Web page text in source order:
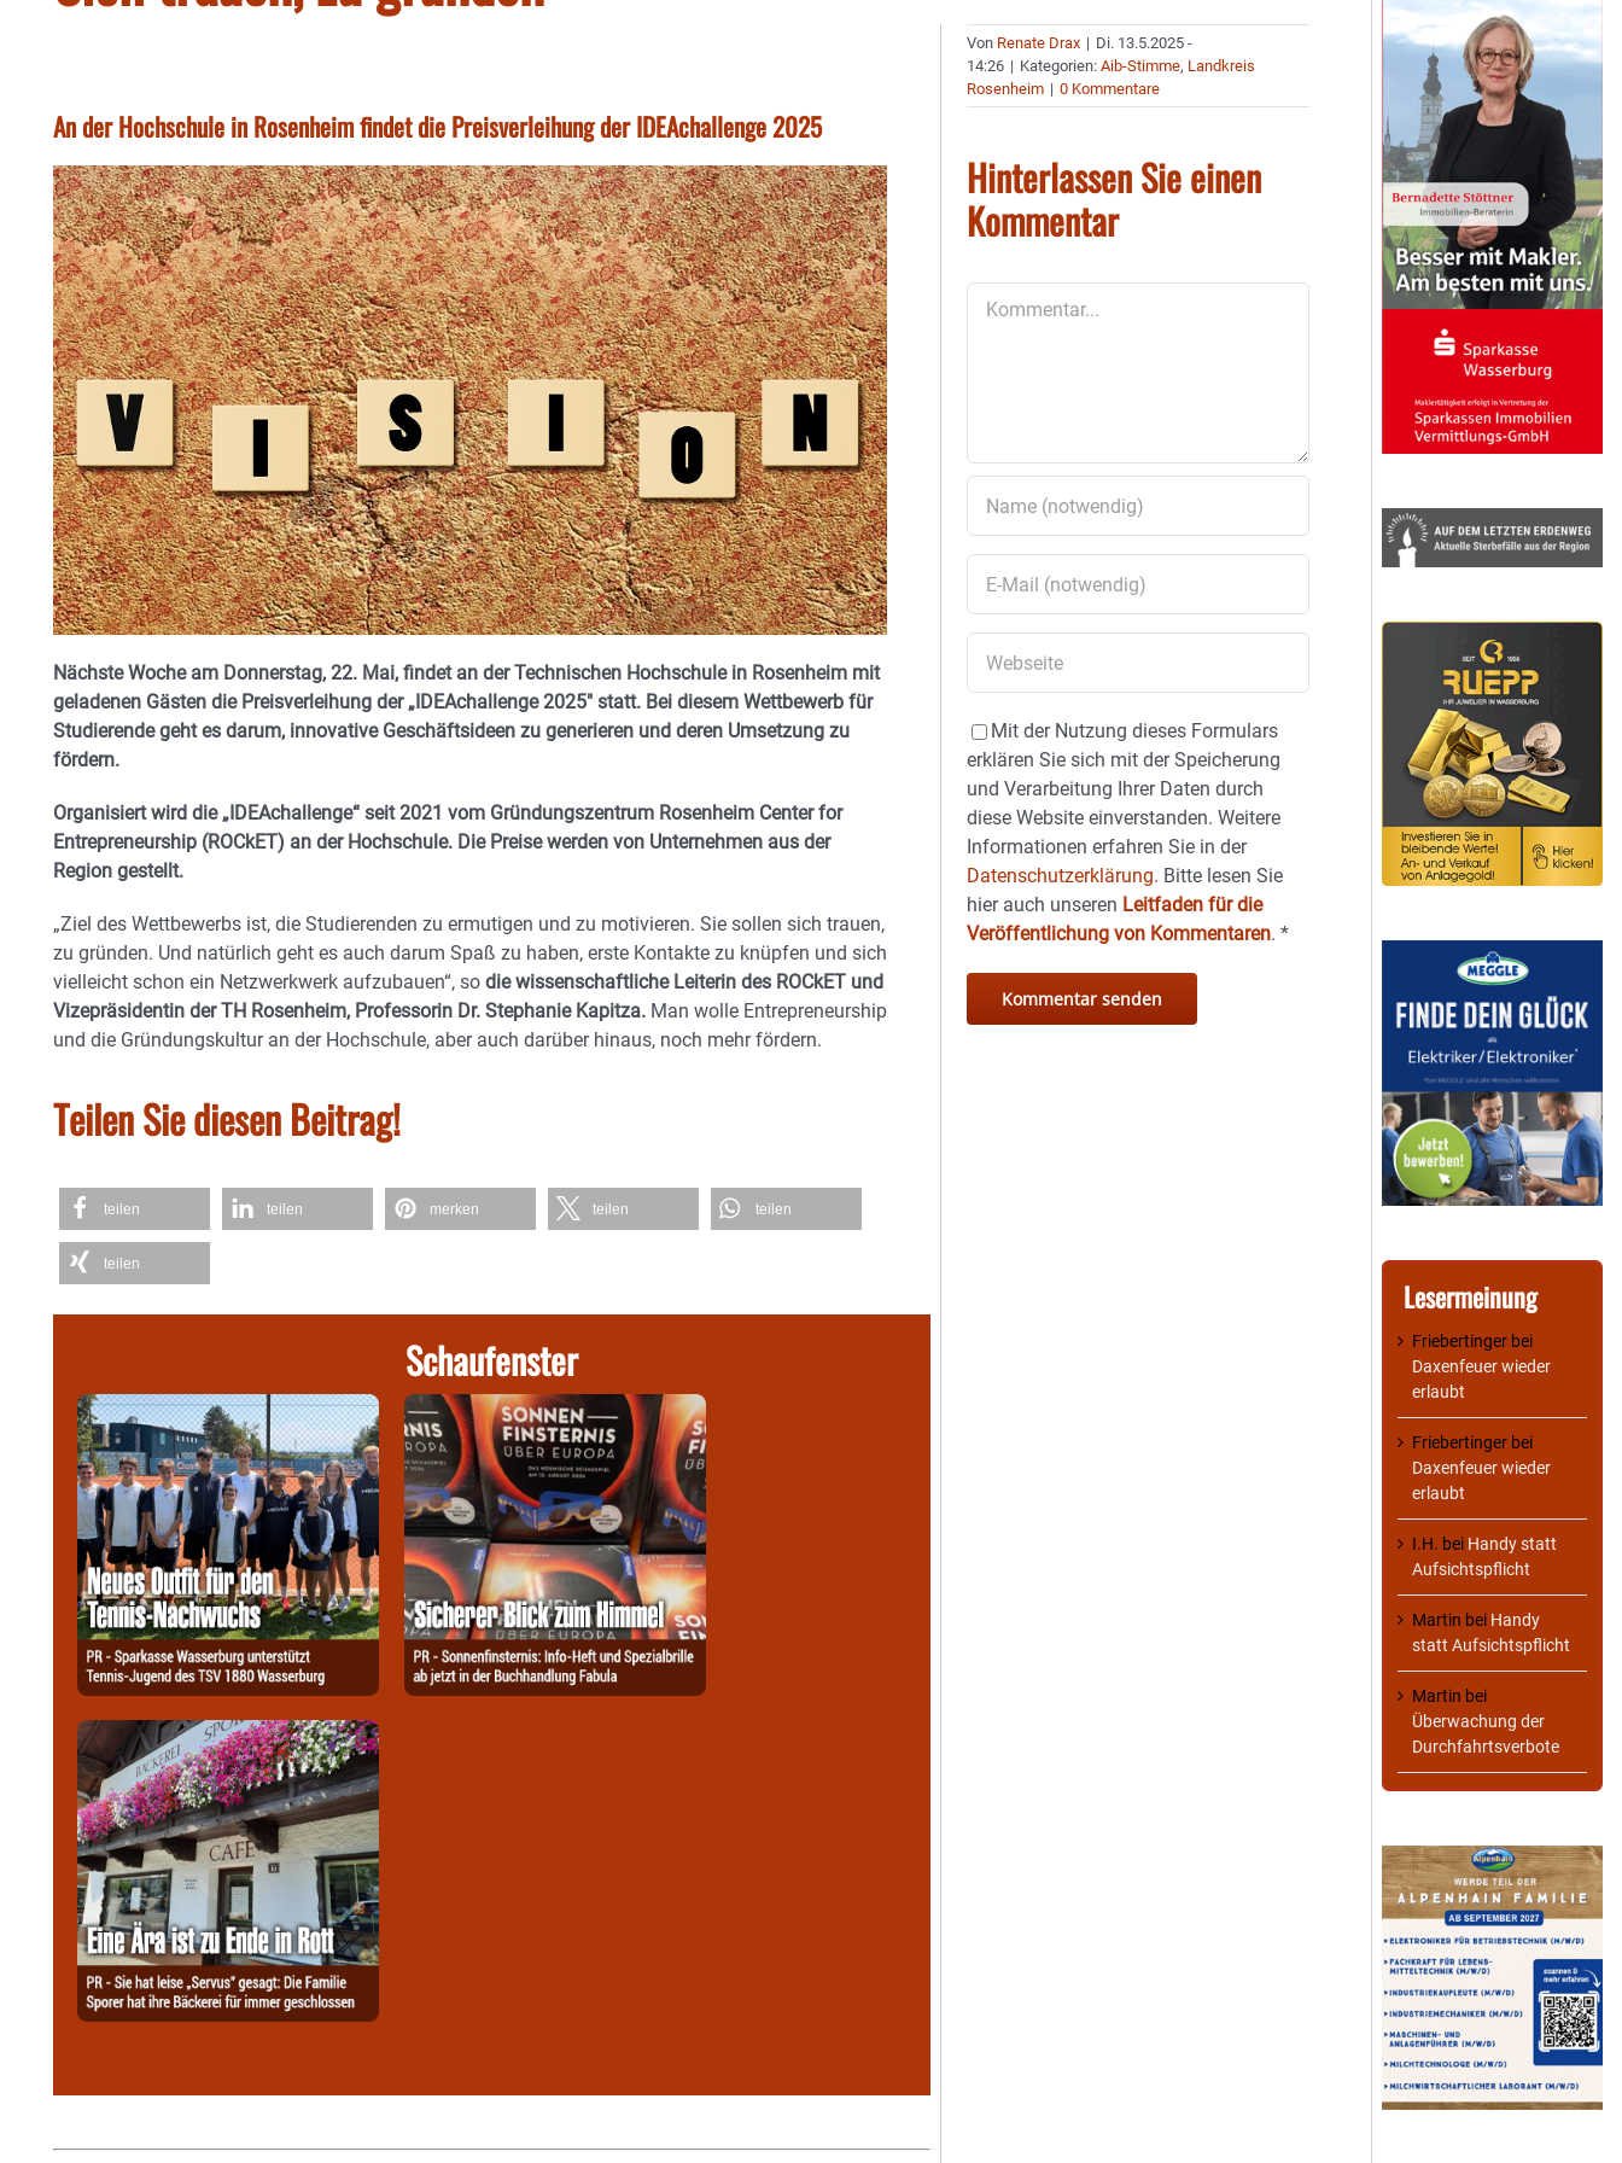
An der Hochschule in Rosenheim findet die Preisverleihung der IDEAchallenge 2025
Nächste Woche am Donnerstag, 22. Mai, findet an der Technischen Hochschule in Rosenheim mit
geladenen Gästen die Preisverleihung der „IDEAchallenge 2025″ statt. Bei diesem Wettbewerb für
Studierende geht es darum, innovative Geschäftsideen zu generieren und deren Umsetzung zu
fördern.
Organisiert wird die „IDEAchallenge“ seit 2021 vom Gründungszentrum Rosenheim Center for
Entrepreneurship (ROCkET) an der Hochschule. Die Preise werden von Unternehmen aus der
Region gestellt.
„Ziel des Wettbewerbs ist, die Studierenden zu ermutigen und zu motivieren. Sie sollen sich trauen,
zu gründen. Und natürlich geht es auch darum Spaß zu haben, erste Kontakte zu knüpfen und sich
vielleicht schon ein Netzwerkwerk aufzubauen“, so die wissenschaftliche Leiterin des ROCkET und
Vizepräsidentin der TH Rosenheim, Professorin Dr. Stephanie Kapitza. Man wolle Entrepreneurship
und die Gründungskultur an der Hochschule, aber auch darüber hinaus, noch mehr fördern.
Teilen Sie diesen Beitrag!
teilen teilen merken teilen teilen
teilen
Schaufenster
Von Renate Drax | Di. 13.5.2025 -
14:26 | Kategorien:Aib-Stimme, Landkreis
Rosenheim | 0 Kommentare
Hinterlassen Sie einen
Kommentar
Mit der Nutzung dieses Formulars
erklären Sie sich mit der Speicherung
und Verarbeitung Ihrer Daten durch
diese Website einverstanden. Weitere
Informationen erfahren Sie in der
Datenschutzerklärung. Bitte lesen Sie
hier auch unseren Leitfaden für die
Veröffentlichung von Kommentaren.*
Lesermeinung
Friebertinger bei
Daxenfeuer wieder
erlaubt
Friebertinger bei
Daxenfeuer wieder
erlaubt
I.H. bei Handy statt
Aufsichtspflicht
Martin bei Handy
statt Aufsichtspflicht
Martin bei
Überwachung der
Durchfahrtsverbote